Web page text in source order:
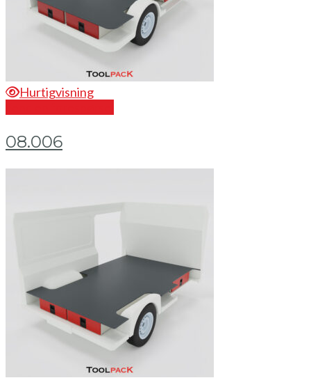
Hurtigvisning
08.006